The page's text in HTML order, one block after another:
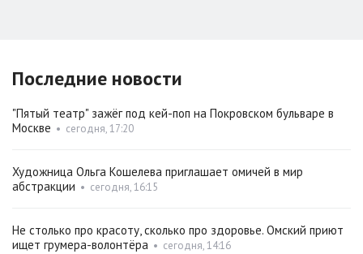
Последние новости
"Пятый театр" зажёг под кей-поп на Покровском бульваре в
Москве • сегодня, 17:20
Художница Ольга Кошелева приглашает омичей в мир
абстракции • сегодня, 16:15
Не столько про красоту, сколько про здоровье. Омский приют
ищет грумера-волонтёра • сегодня, 14:16